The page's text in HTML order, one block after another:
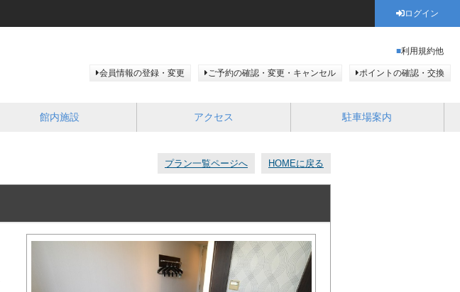
ログイン
利用規約他
会員情報の登録・変更 ご予約の確認・変更・キャンセル ポイントの確認・交換
館内施設 アクセス 駐車場案内
プラン一覧ページへ HOMEに戻る